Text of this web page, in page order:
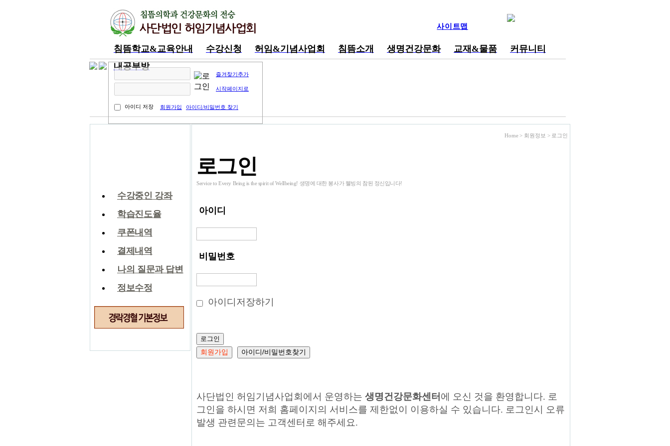
사이트맵
침뜸학교&교육안내 수강신청 허임&기념사업회 침뜸소개 생명건강문화 교재&물품
커뮤니티
내공부방
즐겨찾기추가
시작페이지로
아이디 저장 회원가입 아이디/비밀번호 찾기
수강중인 강좌
학습진도율
쿠폰내역
결제내역
나의 질문과 답변
정보수정
로그인
Service to Every Being is the spirit of Wellbeing! 생명에 대한 봉사가 웰빙의 참된 정신입니다!
Home > 회원정보 > 로그인
아이디
비밀번호
아이디저장하기
로그인
회원가입 아이디/비밀번호찾기
사단법인 허임기념사업회에서 운영하는 생명건강문화센터 에 오신 것을 환영합니다. 로
그인을 하시면 저희 홈페이지의 서비스를 제한없이 이용하실 수 있습니다. 로그인시 오류
발생 관련문의는 고객센터로 해주세요.